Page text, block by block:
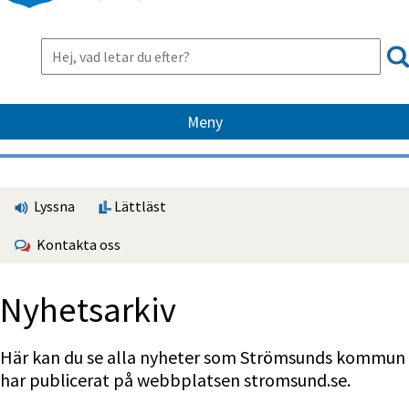
Meny
Lyssna Lättläst
Kontakta oss
Nyhetsarkiv
Här kan du se alla nyheter som Strömsunds kommun
har publicerat på webbplatsen stromsund.se.